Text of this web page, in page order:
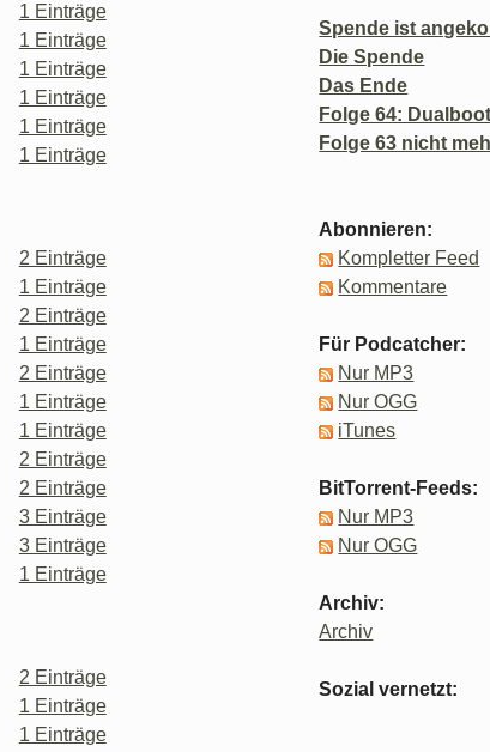
1 Einträge
1 Einträge
1 Einträge
1 Einträge
1 Einträge
1 Einträge
2 Einträge
1 Einträge
2 Einträge
1 Einträge
2 Einträge
1 Einträge
1 Einträge
2 Einträge
2 Einträge
3 Einträge
3 Einträge
1 Einträge
2 Einträge
1 Einträge
1 Einträge
Spende ist
Die Spende
Das Ende
Folge 64:
Folge 63 nicht
Abonnieren:
Kompletter Feed
Kommentare
Für Podcatcher:
Nur MP3
Nur OGG
iTunes
BitTorrent-Feeds:
Nur MP3
Nur OGG
Archiv:
Archiv
Sozial vernetzt: